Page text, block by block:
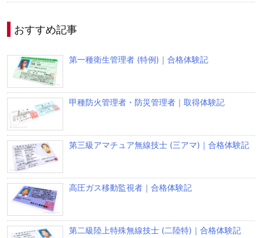
おすすめ記事
第一種衛生管理者 (特例)｜合格体験記
甲種防火管理者・防災管理者｜取得体験記
第三級アマチュア無線技士 (三アマ)｜合格体験記
高圧ガス移動監視者｜合格体験記
第二級陸上特殊無線技士 (二陸特)｜合格体験記